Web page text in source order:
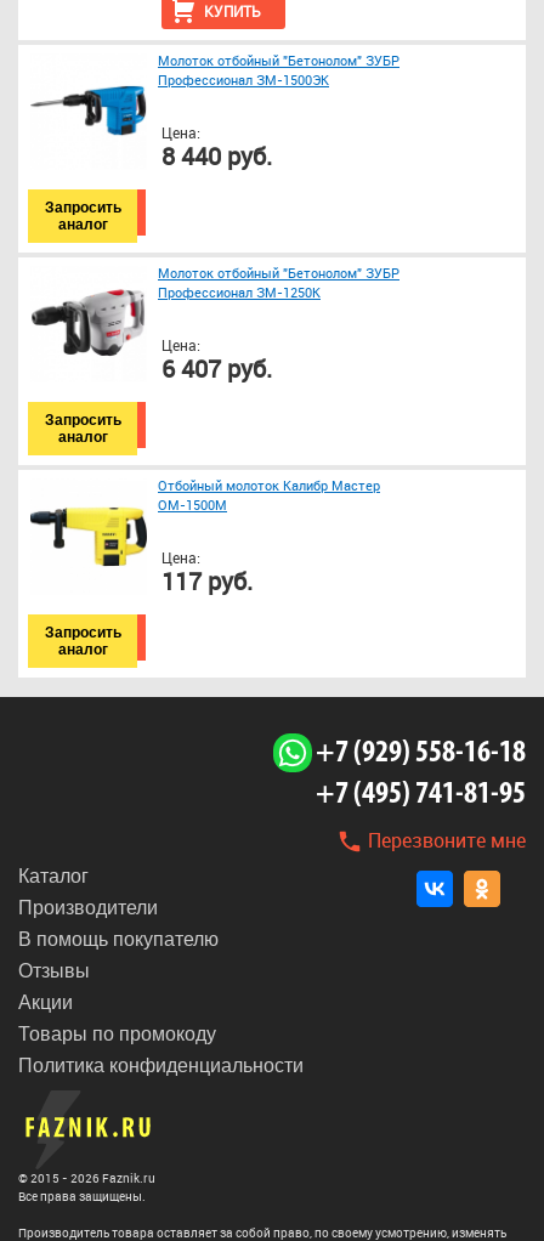
КУПИТЬ
Молоток отбойный "Бетонолом" ЗУБР
Профессионал ЗМ-1500ЭК
Цена:
8 440 руб.
Запросить
аналог
Молоток отбойный "Бетонолом" ЗУБР
Профессионал ЗМ-1250К
Цена:
6 407 руб.
Запросить
аналог
Отбойный молоток Калибр Мастер
ОМ-1500М
Цена:
117 руб.
Запросить
аналог
+7 (929) 558-16-18
+7 (495) 741-81-95
Перезвоните мне
Каталог
Производители
В помощь покупателю
Отзывы
Акции
Товары по промокоду
Политика конфиденциальности
© 2015 - 2026 Faznik.ru
Все права защищены.
Производитель товара оставляет за собой право, по своему усмотрению, изменять